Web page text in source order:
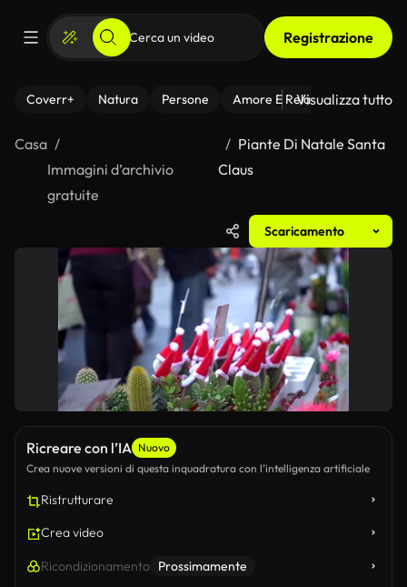
Registrazione
Coverr+ Natura Persone Amore E Relazioni Il
Visualizza tutto
Casa
Immagini d’archivio
gratuite
Piante Di Natale Santa
Claus
Scaricamento
Ricreare con l’IA Nuovo
Crea nuove versioni di questa inquadratura con l’intelligenza artificiale
Ristrutturare
Crea video
Ricondizionamento Prossimamente